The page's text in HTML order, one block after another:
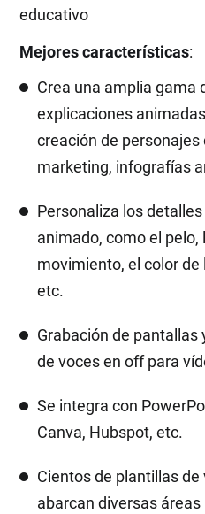
educativo
Mejores características:
Crea una amplia gama
explicaciones
creación de personajes
marketing, infografías
Personaliza los
animado, como el pelo,
movimiento, el color de
etc.
Grabación de pantallas
de voces en off para
Se integra con
Canva, Hubspot, etc.
Cientos de plantillas
abarcan diversas áreas